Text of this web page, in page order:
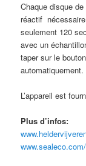
Chaque disque
réactif
seulement 120
avec un
taper sur le
automatiquement.
L’appareil est
Plus d’infos: